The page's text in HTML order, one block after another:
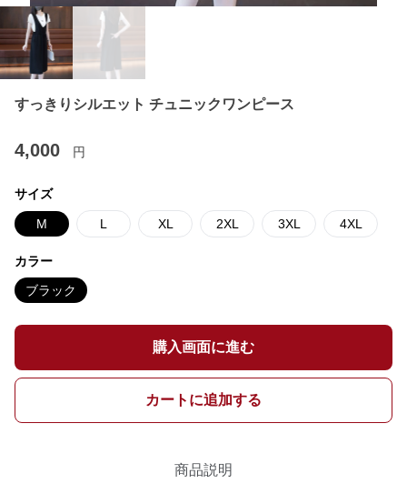
すっきりシルエット チュニックワンピース
4,000 円
サイズ
M L XL 2XL 3XL 4XL
カラー
ブラック
購入画面に進む
カートに追加する
商品説明